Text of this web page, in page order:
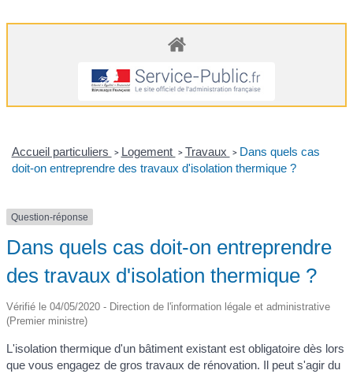
Accueil particuliers > Logement > Travaux > Dans quels cas
doit-on entreprendre des travaux d'isolation thermique ?
Question-réponse
Dans quels cas doit-on entreprendre
des travaux d'isolation thermique ?
Vérifié le 04/05/2020 - Direction de l'information légale et administrative
(Premier ministre)
L'isolation thermique d'un bâtiment existant est obligatoire dès lors
que vous engagez de gros travaux de rénovation. Il peut s'agir du